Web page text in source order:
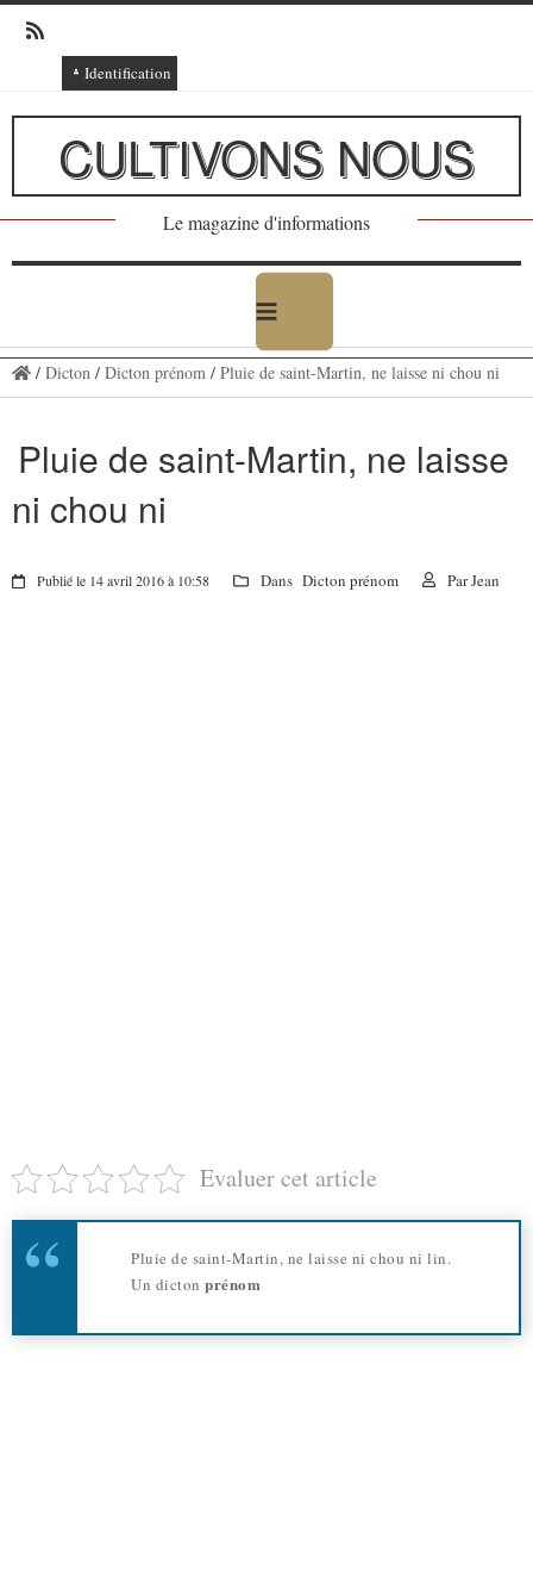
Identification
Connexion
Connexion via Facebook
Inscription
Ajout texte ou poème
CULTIVONS NOUS
Le magazine d'informations
/ Dicton/ Dicton prénom/ Pluie de saint-Martin, ne laisse ni chou ni
Pluie de saint-Martin, ne laisse
ni chou ni
Publié le 14 avril 2016 à 10:58 Dans Dicton prénom ParJean
Evaluer cet article
Pluie de saint-Martin, ne laisse ni chou ni lin.
Un dicton prénom